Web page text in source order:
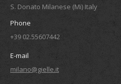
S. Donato Milanese (Mi) Italy
Phone
+39 02.55607442
E-mail
milano@gielle.it